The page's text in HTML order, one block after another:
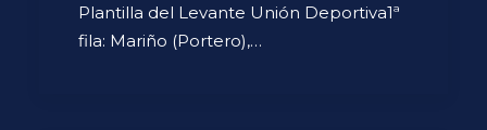
Plantilla del Levante Unión Deportiva1ª
fila: Mariño (Portero),…